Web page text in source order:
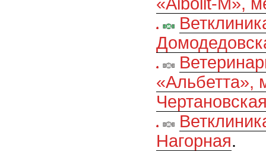
«Aibolit-M»,
«Альбетта»,
Нагорная.